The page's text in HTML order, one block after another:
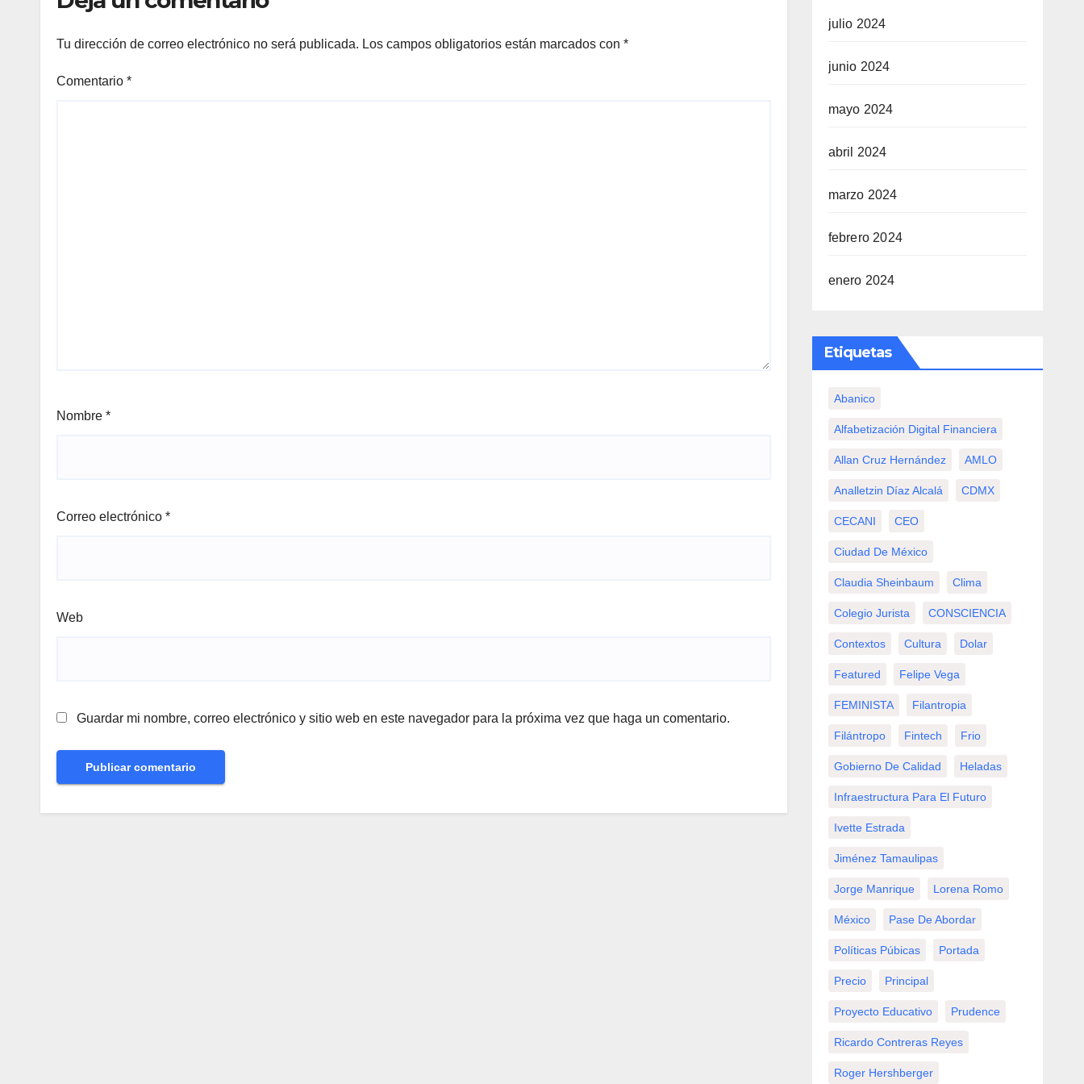
Tu dirección de correo electrónico no será publicada. Los campos obligatorios están marcados con *
Comentario *
Nombre *
Correo electrónico *
Web
Guardar mi nombre, correo electrónico y sitio web en este navegador para la próxima vez que haga un comentario.
julio 2024
junio 2024
mayo 2024
abril 2024
marzo 2024
febrero 2024
enero 2024
Etiquetas
Abanico
Alfabetización Digital Financiera
Allan Cruz Hernández AMLO
Analletzin Díaz Alcalá CDMX
CECANI CEO
Ciudad De México
Claudia Sheinbaum Clima
Colegio Jurista CONSCIENCIA
Contextos Cultura Dolar
Featured Felipe Vega
FEMINISTA Filantropia
Filántropo Fintech Frio
Gobierno De Calidad Heladas
Infraestructura Para El Futuro
Ivette Estrada
Jiménez Tamaulipas
Jorge Manrique Lorena Romo
México Pase De Abordar
Políticas Púbicas Portada
Precio Principal
Proyecto Educativo Prudence
Ricardo Contreras Reyes
Roger Hershberger